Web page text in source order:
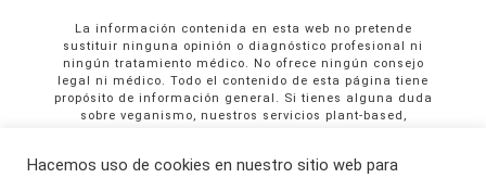
La información contenida en esta web no pretende
sustituir ninguna opinión o diagnóstico profesional ni
ningún tratamiento médico. No ofrece ningún consejo
legal ni médico. Todo el contenido de esta página tiene
propósito de información general. Si tienes alguna duda
sobre veganismo, nuestros servicios plant-based,
Hacemos uso de cookies en nuestro sitio web para